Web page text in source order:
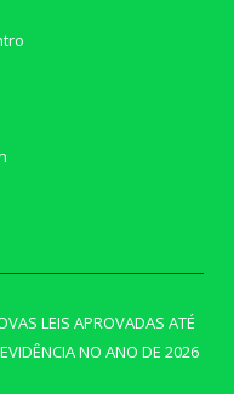
LEIS APROVADAS ATÉ
NO ANO DE 2026